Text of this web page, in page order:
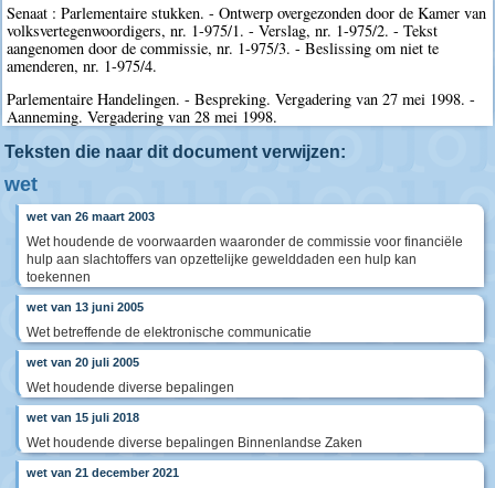
Senaat : Parlementaire stukken. - Ontwerp overgezonden door de Kamer van
volksvertegenwoordigers, nr. 1-975/1. - Verslag, nr. 1-975/2. - Tekst
aangenomen door de commissie, nr. 1-975/3. - Beslissing om niet te
amenderen, nr. 1-975/4.
Parlementaire Handelingen. - Bespreking. Vergadering van 27 mei 1998. -
Aanneming. Vergadering van 28 mei 1998.
Teksten die naar dit document verwijzen:
wet
wet van 26 maart 2003
Wet houdende de voorwaarden waaronder de commissie voor financiële
hulp aan slachtoffers van opzettelijke gewelddaden een hulp kan
toekennen
wet van 13 juni 2005
Wet betreffende de elektronische communicatie
wet van 20 juli 2005
Wet houdende diverse bepalingen
wet van 15 juli 2018
Wet houdende diverse bepalingen Binnenlandse Zaken
wet van 21 december 2021